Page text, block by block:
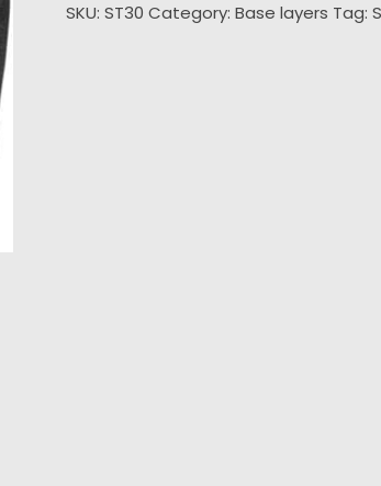
pullover
SKU:ST30 Category:Base layers Tag: